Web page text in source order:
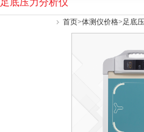
足底压力分析仪
首页>体测仪价格>足底